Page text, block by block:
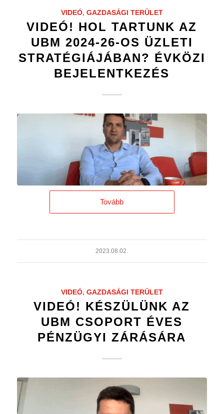
VIDEÓ, GAZDASÁGI TERÜLET
VIDEÓ! HOL TARTUNK AZ
UBM 2024-26-OS ÜZLETI
STRATÉGIÁJÁBAN? ÉVKÖZI
BEJELENTKEZÉS
Tovább
2023.08.02.
VIDEÓ, GAZDASÁGI TERÜLET
VIDEÓ! KÉSZÜLÜNK AZ
UBM CSOPORT ÉVES
PÉNZÜGYI ZÁRÁSÁRA